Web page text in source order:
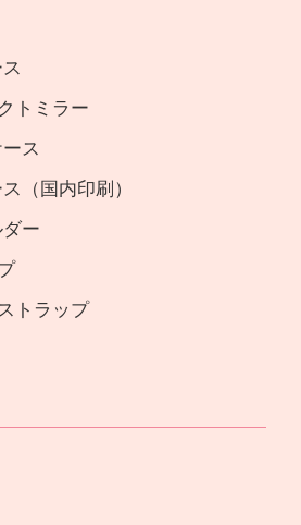
トミラー
ス
（国内印刷）
ー
トラップ